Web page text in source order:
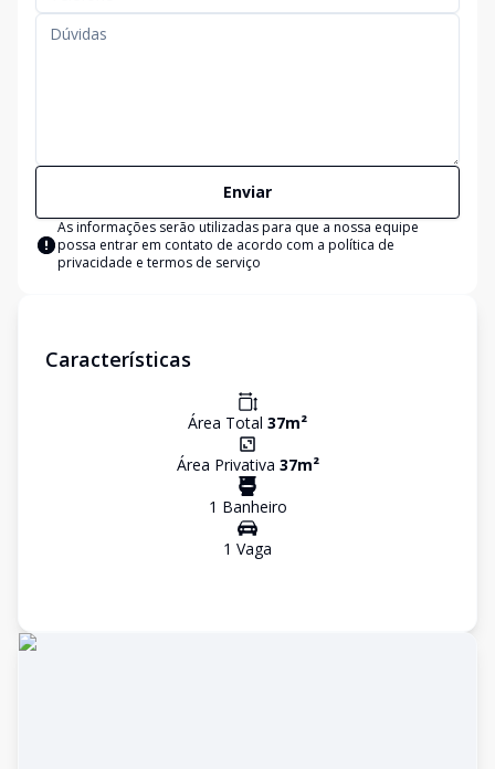
Enviar
As informações serão utilizadas para que a nossa equipe
possa entrar em contato de acordo com a política de
privacidade e termos de serviço
Características
Área Total 37m²
Área Privativa 37m²
1 Banheiro
1 Vaga